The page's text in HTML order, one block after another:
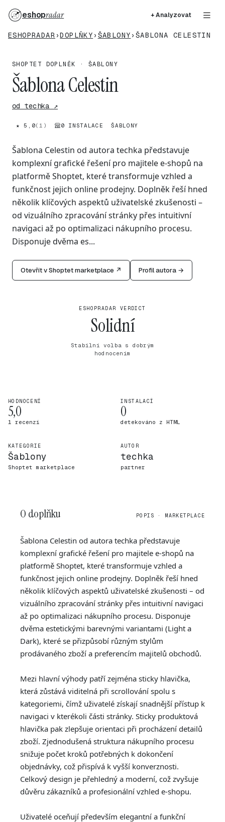
eshopradar + Analyzovat
ESHOPRADAR ›DOPLŇKY › ŠABLONY › ŠABLONA CELESTIN
SHOPTET DOPLNĚK · ŠABLONY
Šablona Celestin
od techka ↗
★ 5,0(1) 0 INSTALACE ŠABLONY
Šablona Celestin od autora techka představuje
komplexní grafické řešení pro majitele e-shopů na
platformě Shoptet, které transformuje vzhled a
funkčnost jejich online prodejny. Doplněk řeší hned
několik klíčových aspektů uživatelské zkušenosti –
od vizuálního zpracování stránky přes intuitivní
navigaci až po optimalizaci nákupního procesu.
Disponuje dvěma es...
Otevřít v Shoptet marketplace ↗ Profil autora →
ESHOPRADAR VERDICT
Solidní
Stabilní volba s dobrým
hodnocením
HODNOCENÍ
5,0
1 recenzí
INSTALACÍ
0
detekováno z HTML
KATEGORIE
Šablony
Shoptet marketplace
AUTOR
techka
partner
O doplňku POPIS · MARKETPLACE
Šablona Celestin od autora techka představuje
komplexní grafické řešení pro majitele e-shopů na
platformě Shoptet, které transformuje vzhled a
funkčnost jejich online prodejny. Doplněk řeší hned
několik klíčových aspektů uživatelské zkušenosti – od
vizuálního zpracování stránky přes intuitivní navigaci
až po optimalizaci nákupního procesu. Disponuje
dvěma estetickými barevnými variantami (Light a
Dark), které se přizpůsobí různým stylům
prodávaného zboží a preferencím majitelů obchodů.
Mezi hlavní výhody patří zejména sticky hlavička,
která zůstává viditelná při scrollování spolu s
kategoriemi, čímž uživatelé získají snadnější přístup k
navigaci v kterékoli části stránky. Sticky produktová
hlavička pak zlepšuje orientaci při procházení detailů
zboží. Zjednodušená struktura nákupního procesu
snižuje počet kroků potřebných k dokončení
objednávky, což přispívá k vyšší konverznosti.
Celkový design je přehledný a moderní, což zvyšuje
důvěru zákazníků a profesionální vzhled e-shopu.
Uživatelé oceňují především elegantní a funkční